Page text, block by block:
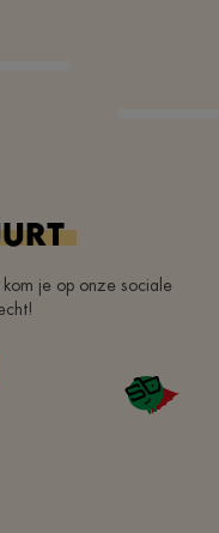
je op onze sociale